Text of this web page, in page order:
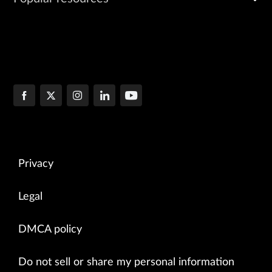
Privacy
Legal
DMCA policy
Do not sell or share my personal information